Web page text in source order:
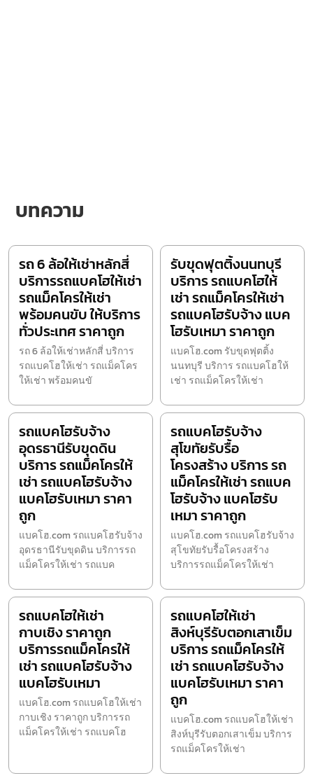
บทความ
รถ 6 ล้อให้เช่าหลักสี่
บริการรถแบคโฮให้เช่า
รถแม็คโครให้เช่า
พร้อมคนขับ ให้บริการ
ทั่วประเทศ ราคาถูก
รถ 6 ล้อให้เช่าหลักสี่ บริการ
รถแบคโฮให้เช่า รถแม็คโคร
ให้เช่า พร้อมคนขั
รับขุดฟุตติ้งนนทบุรี
บริการ รถแบคโฮให้
เช่า รถแม็คโครให้เช่า
รถแบคโฮรับจ้าง แบค
โฮรับเหมา ราคาถูก
แบคโฮ.com รับขุดฟุตติ้ง
นนทบุรี บริการ รถแบคโฮให้
เช่า รถแม็คโครให้เช่า
รถแบคโฮรับจ้าง
อุดรธานีรับขุดดิน
บริการ รถแม็คโครให้
เช่า รถแบคโฮรับจ้าง
แบคโฮรับเหมา ราคา
ถูก
แบคโฮ.com รถแบคโฮรับจ้าง
อุดรธานีรับขุดดิน บริการรถ
แม็คโครให้เช่า รถแบค
รถแบคโฮรับจ้าง
สุโขทัยรับรื้อ
โครงสร้าง บริการ รถ
แม็คโครให้เช่า รถแบค
โฮรับจ้าง แบคโฮรับ
เหมา ราคาถูก
แบคโฮ.com รถแบคโฮรับจ้าง
สุโขทัยรับรื้อโครงสร้าง
บริการรถแม็คโครให้เช่า
รถแบคโฮให้เช่า
กาบเชิง ราคาถูก
บริการรถแม็คโครให้
เช่า รถแบคโฮรับจ้าง
แบคโฮรับเหมา
แบคโฮ.com รถแบคโฮให้เช่า
กาบเชิง ราคาถูก บริการรถ
แม็คโครให้เช่า รถแบคโฮ
รถแบคโฮให้เช่า
สิงห์บุรีรับตอกเสาเข็ม
บริการ รถแม็คโครให้
เช่า รถแบคโฮรับจ้าง
แบคโฮรับเหมา ราคา
ถูก
แบคโฮ.com รถแบคโฮให้เช่า
สิงห์บุรีรับตอกเสาเข็ม บริการ
รถแม็คโครให้เช่า